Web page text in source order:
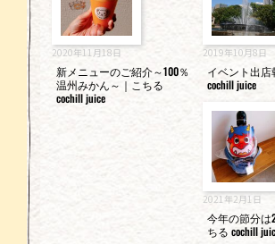
2020年11月18日
新メニューのご紹介～100％
温州みかん～｜こちる
cochill juice
2019年10月8日
イベント出
cochill juice
2021年2月1日
今年の節分は
ちる cochill